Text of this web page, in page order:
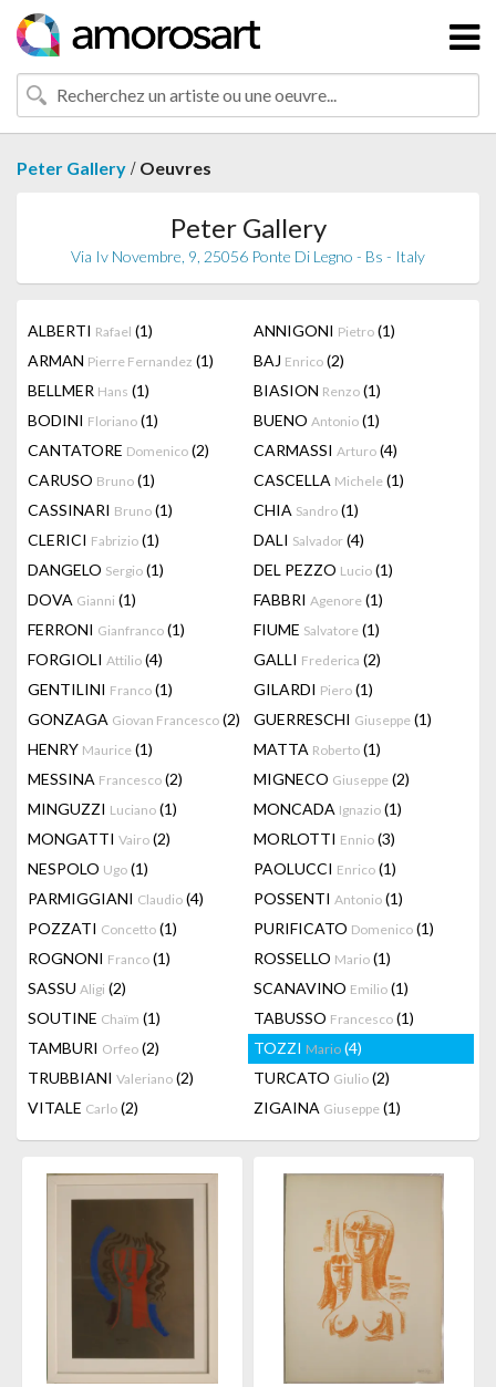
Peter Gallery / Oeuvres
Peter Gallery
Via Iv Novembre, 9, 25056 Ponte Di Legno - Bs - Italy
ALBERTI Rafael (1) ANNIGONI Pietro (1)
ARMAN Pierre Fernandez (1) BAJ Enrico (2)
BELLMER Hans (1) BIASION Renzo (1)
BODINI Floriano (1) BUENO Antonio (1)
CANTATORE Domenico (2) CARMASSI Arturo (4)
CARUSO Bruno (1) CASCELLA Michele (1)
CASSINARI Bruno (1) CHIA Sandro (1)
CLERICI Fabrizio (1) DALI Salvador (4)
DANGELO Sergio (1) DEL PEZZO Lucio (1)
DOVA Gianni (1) FABBRI Agenore (1)
FERRONI Gianfranco (1) FIUME Salvatore (1)
FORGIOLI Attilio (4) GALLI Frederica (2)
GENTILINI Franco (1) GILARDI Piero (1)
GONZAGA Giovan Francesco (2) GUERRESCHI Giuseppe (1)
HENRY Maurice (1) MATTA Roberto (1)
MESSINA Francesco (2) MIGNECO Giuseppe (2)
MINGUZZI Luciano (1) MONCADA Ignazio (1)
MONGATTI Vairo (2) MORLOTTI Ennio (3)
NESPOLO Ugo (1) PAOLUCCI Enrico (1)
PARMIGGIANI Claudio (4) POSSENTI Antonio (1)
POZZATI Concetto (1) PURIFICATO Domenico (1)
ROGNONI Franco (1) ROSSELLO Mario (1)
SASSU Aligi (2) SCANAVINO Emilio (1)
SOUTINE Chaïm (1) TABUSSO Francesco (1)
TAMBURI Orfeo (2) TOZZI Mario (4)
TRUBBIANI Valeriano (2) TURCATO Giulio (2)
VITALE Carlo (2) ZIGAINA Giuseppe (1)